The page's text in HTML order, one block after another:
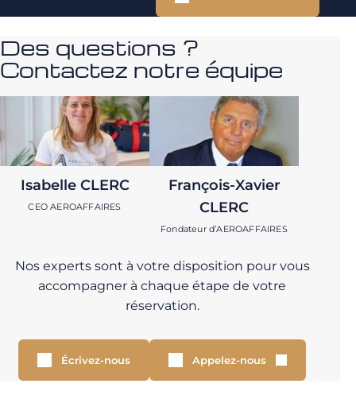
Des questions ?
Contactez notre équipe
Isabelle CLERC
CEO AEROAFFAIRES
François-Xavier
CLERC
Fondateur d’AEROAFFAIRES
Nos experts sont à votre disposition pour vous
accompagner à chaque étape de votre
réservation.
Écrivez-nous Appelez-nous